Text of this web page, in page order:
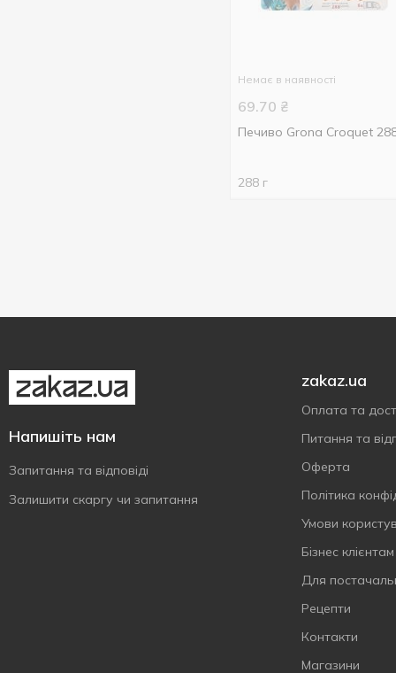
Немає в наявності
69.70 ₴
Печиво Grona Сroquet
288 г
Напишіть нам
Запитання та відповіді
Залишити скаргу чи запитання
zakaz.ua
Оплата та
Питання та
Оферта
Політика
Умови
Бізнес клієнтам
Для
Рецепти
Контакти
Магазини